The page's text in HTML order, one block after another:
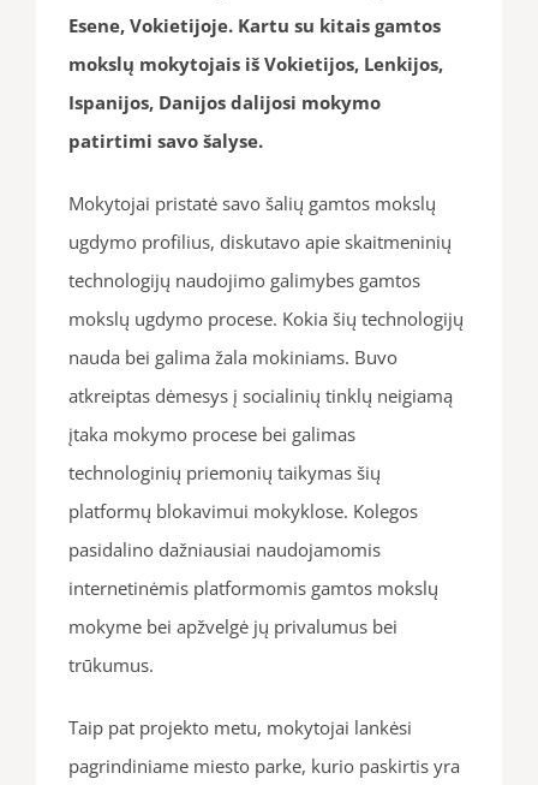
Esene, Vokietijoje. Kartu su kitais gamtos
mokslų mokytojais iš Vokietijos, Lenkijos,
Ispanijos, Danijos dalijosi mokymo
patirtimi savo šalyse.
Mokytojai pristatė savo šalių gamtos mokslų
ugdymo profilius, diskutavo apie skaitmeninių
technologijų naudojimo galimybes gamtos
mokslų ugdymo procese. Kokia šių technologijų
nauda bei galima žala mokiniams. Buvo
atkreiptas dėmesys į socialinių tinklų neigiamą
įtaka mokymo procese bei galimas
technologinių priemonių taikymas šių
platformų blokavimui mokyklose. Kolegos
pasidalino dažniausiai naudojamomis
internetinėmis platformomis gamtos mokslų
mokyme bei apžvelgė jų privalumus bei
trūkumus.
Taip pat projekto metu, mokytojai lankėsi
pagrindiniame miesto parke, kurio paskirtis yra